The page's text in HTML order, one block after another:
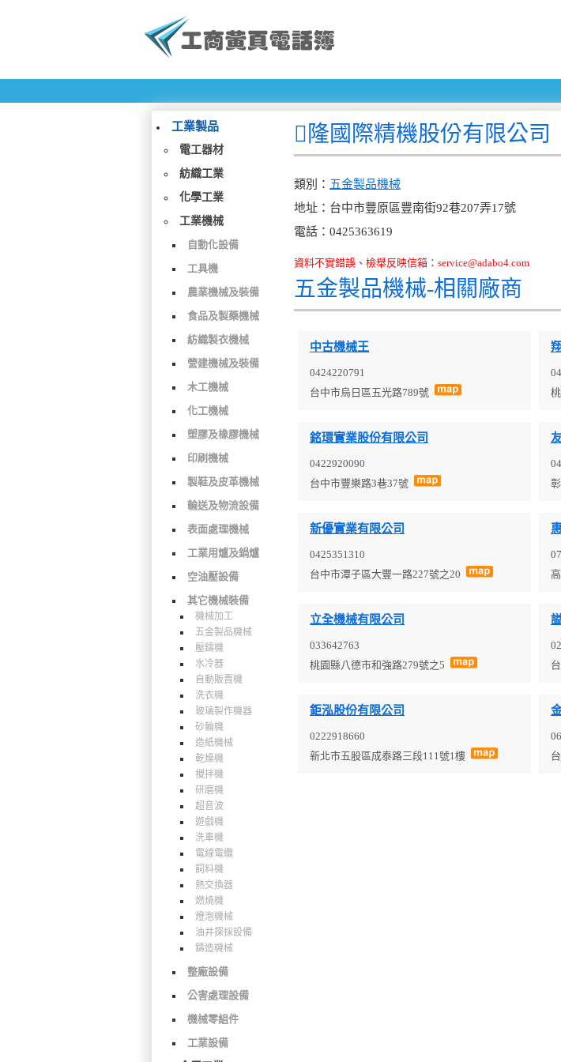
工業製品
電工器材
紡織工業
化學工業
工業機械
自動化設備
工具機
農業機械及裝備
食品及製藥機械
紡織製衣機械
營建機械及裝備
木工機械
化工機械
塑膠及橡膠機械
印刷機械
製鞋及皮革機械
輸送及物流設備
表面處理機械
工業用爐及鍋爐
空油壓設備
其它機械裝備
機械加工
五金製品機械
壓鑄機
水冷器
自動販賣機
洗衣機
玻璃製作機器
砂輪機
造紙機械
乾燥機
攪拌機
研磨機
超音波
遊戲機
洗車機
電線電纜
飼料機
熱交換器
燃燒機
燈泡機械
油井探採設備
鑄造機械
整廠設備
公害處理設備
機械零組件
工業設備
隆國際精機股份有限公司
類別： 五金製品機械
地址：台中市豐原區豐南街92巷207弄17號
電話：0425363619
資料不實錯誤、檢舉反映信箱：service@adabo4.com
五金製品機械-相關廠商
中古機械王
0424220791
台中市烏日區五光路789號
銘環實業股份有限公司
0422920090
台中市豐樂路3巷37號
新優實業有限公司
0425351310
台中市潭子區大豐一路227號之20
立全機械有限公司
033642763
桃園縣八德市和強路279號之5
鉅泓股份有限公司
0222918660
新北市五股區成泰路三段111號1樓